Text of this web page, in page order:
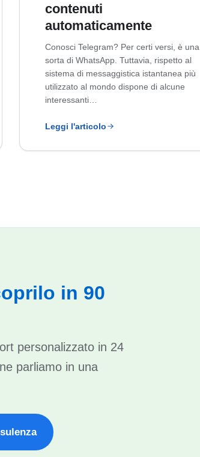
contenuti
automaticamente
Conosci Telegram? Per certi versi, è una
sorta di WhatsApp. Tuttavia, rispetto al
sistema di messaggistica istantanea più
utilizzato al mondo dispone di alcune
interessanti…
Leggi l'articolo
in 90
personalizzato in 24
parliamo in una